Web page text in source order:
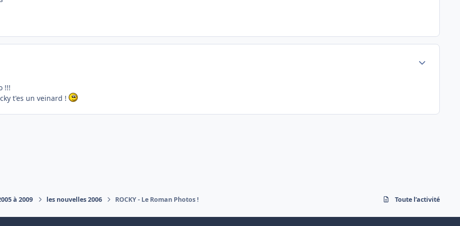
!!!
t'es un veinard !
à 2009 les nouvelles 2006 ROCKY - Le Roman Photos ! Toute l’activité